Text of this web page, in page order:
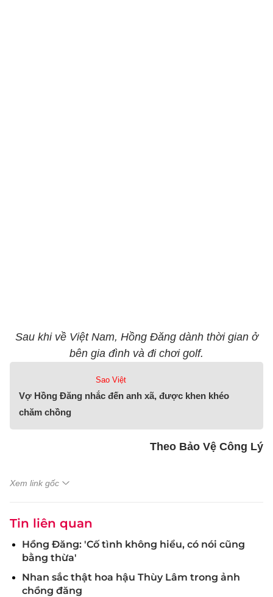
Sau khi về Việt Nam, Hồng Đăng dành thời gian ở
bên gia đình và đi chơi golf.
Sao Việt
Vợ Hồng Đăng nhắc đến anh xã, được khen khéo
chăm chồng
Theo Bảo Vệ Công Lý
Xem link gốc
Tin liên quan
Hồng Đăng: 'Cố tình không hiểu, có nói cũng
bằng thừa'
Nhan sắc thật hoa hậu Thùy Lâm trong ảnh
chồng đăng